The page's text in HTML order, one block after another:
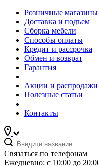
Розничные магазины
Доставка и подъем
Сборка мебели
Способы оплаты
Кредит и рассрочка
Обмен и возврат
Гарантия
Акции и распродажи
Полезные статьи
Контакты
Связаться по телефонам
Ежедневно: с 10:00 до